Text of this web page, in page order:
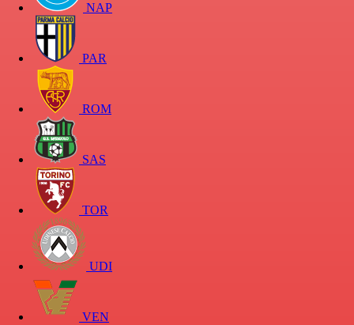
NAP
PAR
ROM
SAS
TOR
UDI
VEN